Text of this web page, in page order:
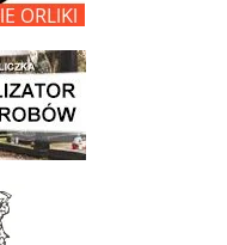
wielickim cmentarzu - grobnet
Wieliczka